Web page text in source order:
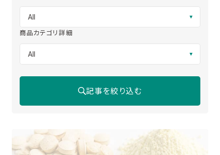
商品カテゴリ詳細
記事を絞り込む